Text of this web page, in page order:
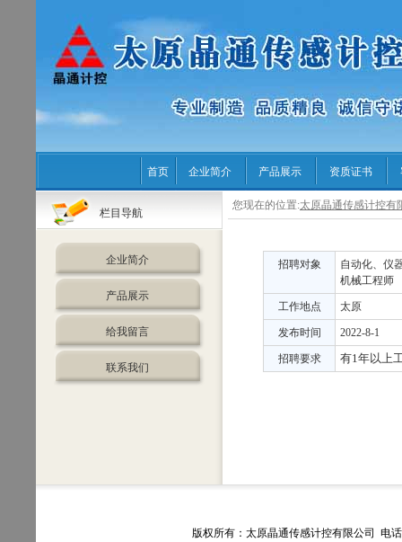
首页 企业简介 产品展示 资质证书
栏目导航
企业简介
产品展示
给我留言
联系我们
您现在的位置:太原晶通传感计控有
招聘对象
自动化、仪
机械工程师
工作地点 太原
发布时间 2022-8-1
招聘要求 有1年以上
版权所有：太原晶通传感计控有限公司 电